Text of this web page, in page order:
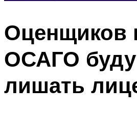
Оценщиков
ОСАГО
лишать